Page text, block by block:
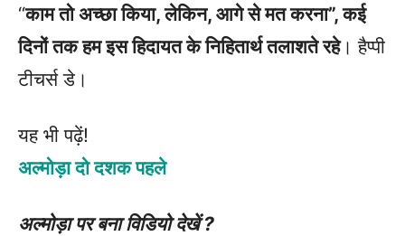
“काम तो अच्छा किया, लेकिन, आगे से मत करना”, कई
दिनों तक हम इस हिदायत के निहितार्थ तलाशते रहे। हैप्पी
टीचर्स डे।
यह भी पढ़ें!
अल्मोड़ा दो दशक पहले
अल्मोड़ा पर बना विडियो देखें?